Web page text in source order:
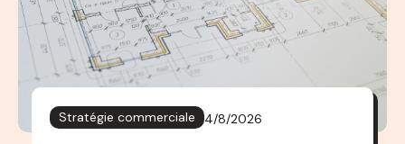
Stratégie commerciale 4/8/2026